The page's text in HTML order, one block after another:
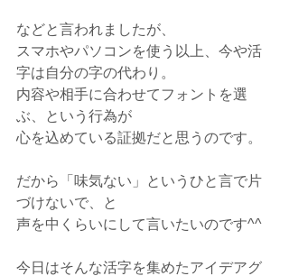
などと言われましたが、
スマホやパソコンを使う以上、今や活
字は自分の字の代わり。
内容や相手に合わせてフォントを選
ぶ、という行為が
心を込めている証拠だと思うのです。
だから「味気ない」というひと言で片
づけないで、と
声を中くらいにして言いたいのです^^
今日はそんな活字を集めたアイデアグ